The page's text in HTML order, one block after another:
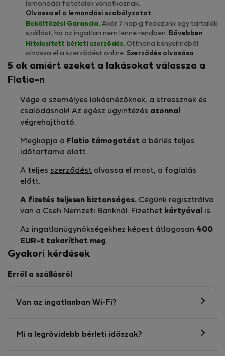
lemondási feltételek vonatkoznak.
Olvassa el a lemondási szabályzatot
Beköltözési Garancia. Akár 7 napig fedezünk egy tartalék
szállást, ha az ingatlan nem lenne rendben. Bővebben
Hitelesített bérleti szerződés. Otthona kényelméből
olvassa el a szerződést online. Szerződés olvasása
5 ok amiért ezeket a lakásokat válassza a
Flatio-n
Vége a személyes lakásnézőknek, a stressznek és
csalódásnak! Az egész ügyintézés azonnal
végrehajtható.
Megkapja a Flatio támogatást a bérlés teljes
időtartama alatt.
A teljes szerződést olvassa el most, a foglalás
előtt.
A fizetés teljesen biztonságos. Cégünk regisztrálva
van a Cseh Nemzeti Banknál. Fizethet kártyával is.
Az ingatlanügynökségekhez képest átlagosan 400
EUR-t takaríthat meg.
Gyakori kérdések
Erről a szállásról
Van az ingatlanban Wi-Fi?
Mi a legrövidebb bérleti időszak?